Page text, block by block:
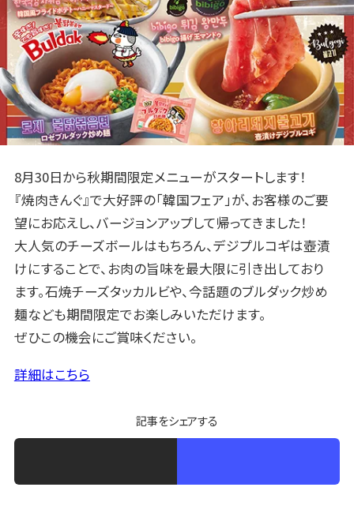
8月30日から秋期間限定メニューがスタートします！
『焼肉きんぐ』で大好評の「韓国フェア」が、お客様のご要
望にお応えし、バージョンアップして帰ってきました！
大人気のチーズボールはもちろん、デジプルコギは壺漬
けにすることで、お肉の旨味を最大限に引き出しており
ます。石焼チーズタッカルビや、今話題のブルダック炒め
麺なども期間限定でお楽しみいただけます。
ぜひこの機会にご賞味ください。
詳細はこちら
記事をシェアする